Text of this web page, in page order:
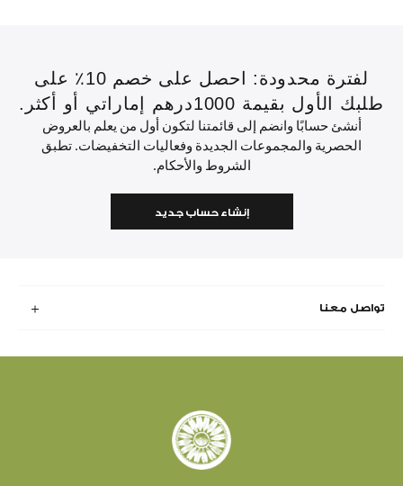
لفترة محدودة: احصل على خصم 10٪ على
طلبك الأول بقيمة 1000درهم إماراتي أو أكثر.
أنشئ حسابًا وانضم إلى قائمتنا لتكون أول من يعلم بالعروض
الحصرية والمجموعات الجديدة وفعاليات التخفيضات. تطبق
الشروط والأحكام.
إنشاء حساب جديد
تواصل معنا